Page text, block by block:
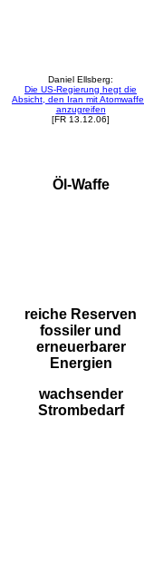
Daniel Ellsberg:
Die US-Regierung hegt die
Absicht, den Iran mit
anzugreifen
[FR 13.12.06]
Öl-Waffe
reiche Reserven
fossiler und
erneuerbarer
Energien
wachsender
Strombedarf